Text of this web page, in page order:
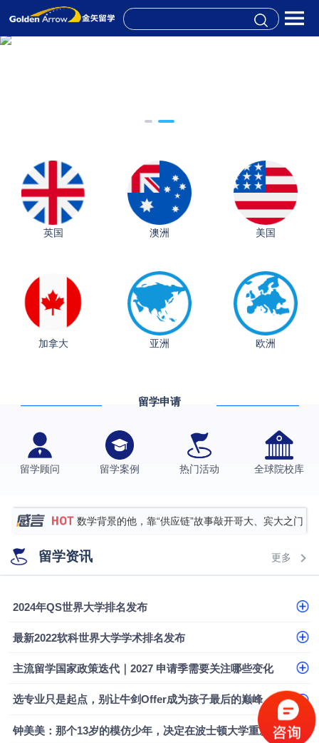
英国 澳洲 美国
加拿大 亚洲 欧洲
留学申请
留学顾问 留学案例 热门活动 全球院校库
从上海财大2+2到谢菲尔德：低均分逆袭QS百强金
伯明翰大学数字媒体与创意产业硕士录取案例
西南财经大学投资学背景，成功斩获英国名校多份
硕士录取
数学背景的他，靠“供应链”故事敲开哥大、宾大之门
专科逆袭伦敦大学学院UCL录取案例解析
香港浸会大学伦理与公共事务硕士录取
留学资讯 更多
2024年QS世界大学排名发布
最新2022软科世界大学学术排名发布
主流留学国家政策迭代｜2027 申请季需要关注哪些变化
选专业只是起点，别让牛剑Offer成为孩子最后的巅峰
钟美美：那个13岁的模仿少年，决定在波士顿大学重新定义自己